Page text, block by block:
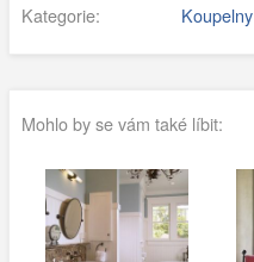
Kategorie:
Koupelny
Mohlo by se vám také líbit: